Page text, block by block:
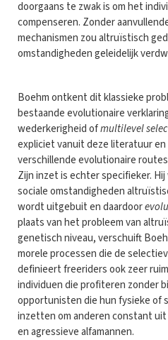
doorgaans te zwak is om het
compenseren. Zonder
mechanismen zou altruïstisch
omstandigheden geleidelijk
Boehm ontkent dit klassieke
bestaande evolutionaire
wederkerigheid ofmultilevel
expliciet vanuit deze literatuur
verschillende evolutionaire
Zijn inzet is echter specifieker.
sociale omstandigheden
wordt uitgebuit en daardoor
plaats van het probleem van
genetisch niveau, verschuift
morele processen die de
definieert freeriders ook zeer
individuen die profiteren zonder
opportunisten die hun fysieke of
inzetten om anderen constant
en agressieve alfamannen.